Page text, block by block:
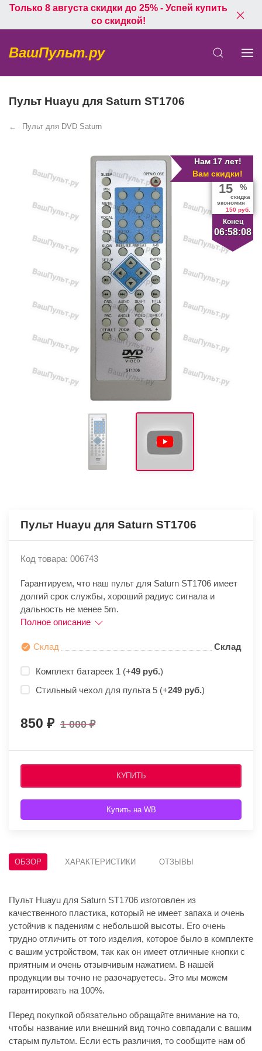
Только 8 августа скидки до 25% - Успей купить
со скидкой!
ВашПульт.ру
Пульт Huayu для Saturn ST1706
Пульт для DVD Saturn
Нам 17 лет!
Вам скидки!
Конец
06:58:08
15 %
скидка
экономия
150 руб.
Пульт Huayu для Saturn ST1706
Код товара: 006743
Гарантируем, что наш пульт для Saturn ST1706 имеет
долгий срок службы, хороший радиус сигнала и
дальность не менее 5m.
Полное описание
Склад Склад
Комплект батареек 1 (+49 руб.)
Стильный чехол для пульта 5 (+249 руб.)
850 1 000
КУПИТЬ
Купить на WB
ОБЗОР ХАРАКТЕРИСТИКИ ОТЗЫВЫ
Пульт Huayu для Saturn ST1706 изготовлен из
качественного пластика, который не имеет запаха и очень
устойчив к падениям с небольшой высоты. Его очень
трудно отличить от того изделия, которое было в комплекте
с вашим устройством, так как он имеет отличные кнопки с
приятным и очень отзывчивым нажатием. В нашей
продукции вы точно не разочаруетесь. Это мы можем
гарантировать на 100%.
Перед покупкой обязательно обращайте внимание на то,
чтобы название или внешний вид точно совпадали с вашим
старым пультом. Если есть различия, то сообщите нам об